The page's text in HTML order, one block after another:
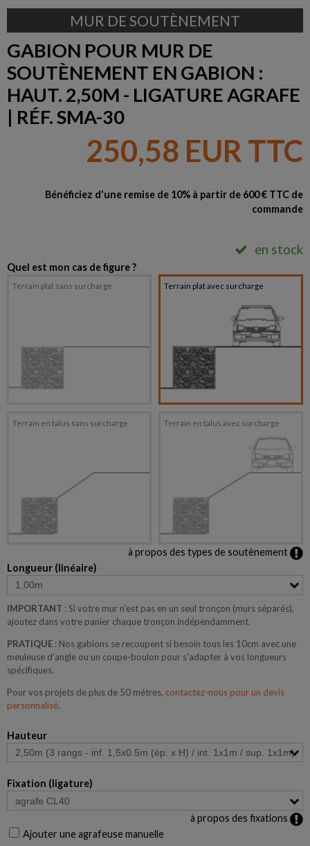
MUR DE SOUTÈNEMENT
GABION POUR MUR DE
SOUTÈNEMENT EN GABION :
HAUT. 2,50M - LIGATURE AGRAFE
| RÉF. SMA-30
250,58 EUR TTC
Bénéficiez d'une remise de 10% à partir de 600 € TTC de
commande
en stock
Quel est mon cas de figure ?
Terrain plat sans surcharge Terrain plat avec surcharge
Terrain en talus sans surcharge Terrain en talus avec surcharge
à propos des types de soutènement
Longueur (linéaire)
IMPORTANT : Si votre mur n'est pas en un seul tronçon (murs séparés),
ajoutez dans votre panier chaque tronçon indépendamment.
PRATIQUE : Nos gabions se recoupent si besoin tous les 10cm avec une
meuleuse d'angle ou un coupe-boulon pour s'adapter à vos longueurs
spécifiques.
Pour vos projets de plus de 50 métres, contactez-nous pour un devis
personnalisé.
Hauteur
Fixation (ligature)
à propos des fixations
Ajouter une agrafeuse manuelle